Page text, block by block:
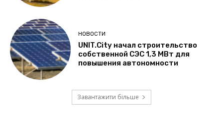
НОВОСТИ
UNIT.City начал строительство
собственной СЭС 1,3 МВт для
повышения автономности
Завантажити більше